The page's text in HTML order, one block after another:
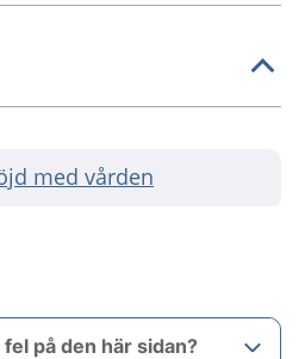
med vården
på den här sidan?